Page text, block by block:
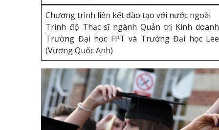
Chương trình liên kết đào tạo với nước ngoài
Trình độ Thạc sĩ ngành Quản trị Kinh
Trường Đại học FPT và Trường Đại học
(Vương Quốc Anh)